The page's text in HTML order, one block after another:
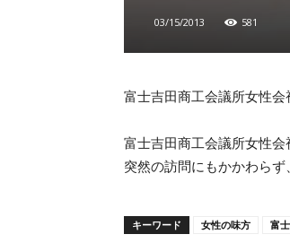
03/15/2013 581
富士吉田商工会議所女性会
富士吉田商工会議所女性会
突然の訪問にもかかわらず
キーワード 女性の味方 富